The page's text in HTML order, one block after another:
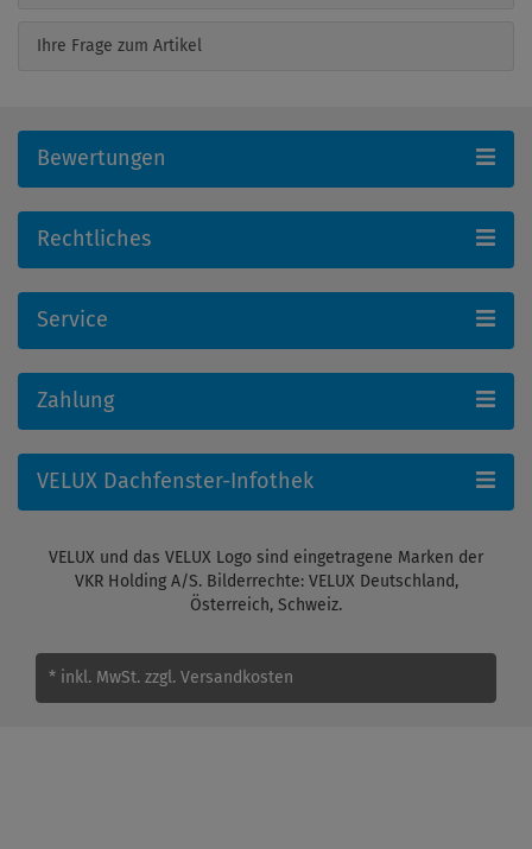
Ihre Frage zum Artikel
Bewertungen
Rechtliches
Service
Zahlung
VELUX Dachfenster-Infothek
VELUX und das VELUX Logo sind eingetragene Marken der
VKR Holding A/S. Bilderrechte: VELUX Deutschland,
Österreich, Schweiz.
* inkl. MwSt. zzgl. Versandkosten